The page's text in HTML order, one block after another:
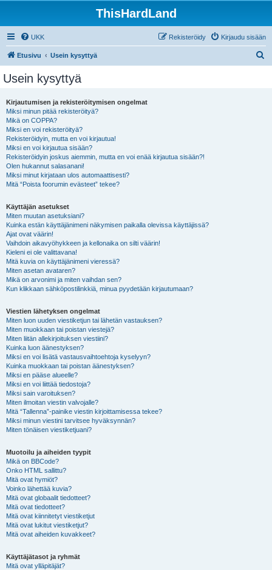
ThisHardLand
UKK Kirjaudu sisään
Rekisteröidy
Etusivu Usein kysyttyä
Usein kysyttyä
Kirjautumisen ja rekisteröitymisen ongelmat
Miksi minun pitää rekisteröityä?
Mikä on COPPA?
Miksi en voi rekisteröityä?
Rekisteröidyin, mutta en voi kirjautua!
Miksi en voi kirjautua sisään?
Rekisteröidyin joskus aiemmin, mutta en voi enää kirjautua sisään?!
Olen hukannut salasanani!
Miksi minut kirjataan ulos automaattisesti?
Mitä “Poista foorumin evästeet” tekee?
Käyttäjän asetukset
Miten muutan asetuksiani?
Kuinka estän käyttäjänimeni näkymisen paikalla olevissa käyttäjissä?
Ajat ovat väärin!
Vaihdoin aikavyöhykkeen ja kellonaika on silti väärin!
Kieleni ei ole valittavana!
Mitä kuvia on käyttäjänimeni vieressä?
Miten asetan avataren?
Mikä on arvonimi ja miten vaihdan sen?
Kun klikkaan sähköpostilinkkiä, minua pyydetään kirjautumaan?
Viestien lähetyksen ongelmat
Miten luon uuden viestiketjun tai lähetän vastauksen?
Miten muokkaan tai poistan viestejä?
Miten liitän allekirjoituksen viestiini?
Kuinka luon äänestyksen?
Miksi en voi lisätä vastausvaihtoehtoja kyselyyn?
Kuinka muokkaan tai poistan äänestyksen?
Miksi en pääse alueelle?
Miksi en voi liittää tiedostoja?
Miksi sain varoituksen?
Miten ilmoitan viestin valvojalle?
Mitä “Tallenna”-painike viestin kirjoittamisessa tekee?
Miksi minun viestini tarvitsee hyväksynnän?
Miten tönäisen viestiketjuani?
Muotoilu ja aiheiden tyypit
Mikä on BBCode?
Onko HTML sallittu?
Mitä ovat hymiöt?
Voinko lähettää kuvia?
Mitä ovat globaalit tiedotteet?
Mitä ovat tiedotteet?
Mitä ovat kiinnitetyt viestiketjut
Mitä ovat lukitut viestiketjut?
Mitä ovat aiheiden kuvakkeet?
Käyttäjätasot ja ryhmät
Mitä ovat ylläpitäjät?